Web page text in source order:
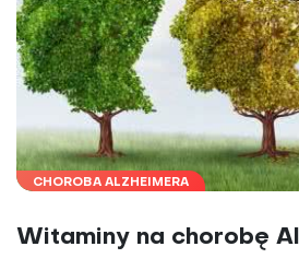
CHOROBA ALZHEIMERA
Witaminy na chorobę